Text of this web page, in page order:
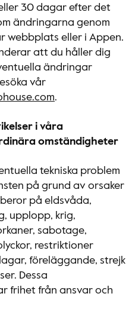
30 dagar efter det
ändringarna genom
webbplats eller i Appen.
att du håller dig
ändringar
vår
.
i våra
omständigheter
tekniska problem
på grund av orsaker
på eldsvåda,
upplopp, krig,
sabotage,
restriktioner
föreläggande, strejk
Dessa
frihet från ansvar och